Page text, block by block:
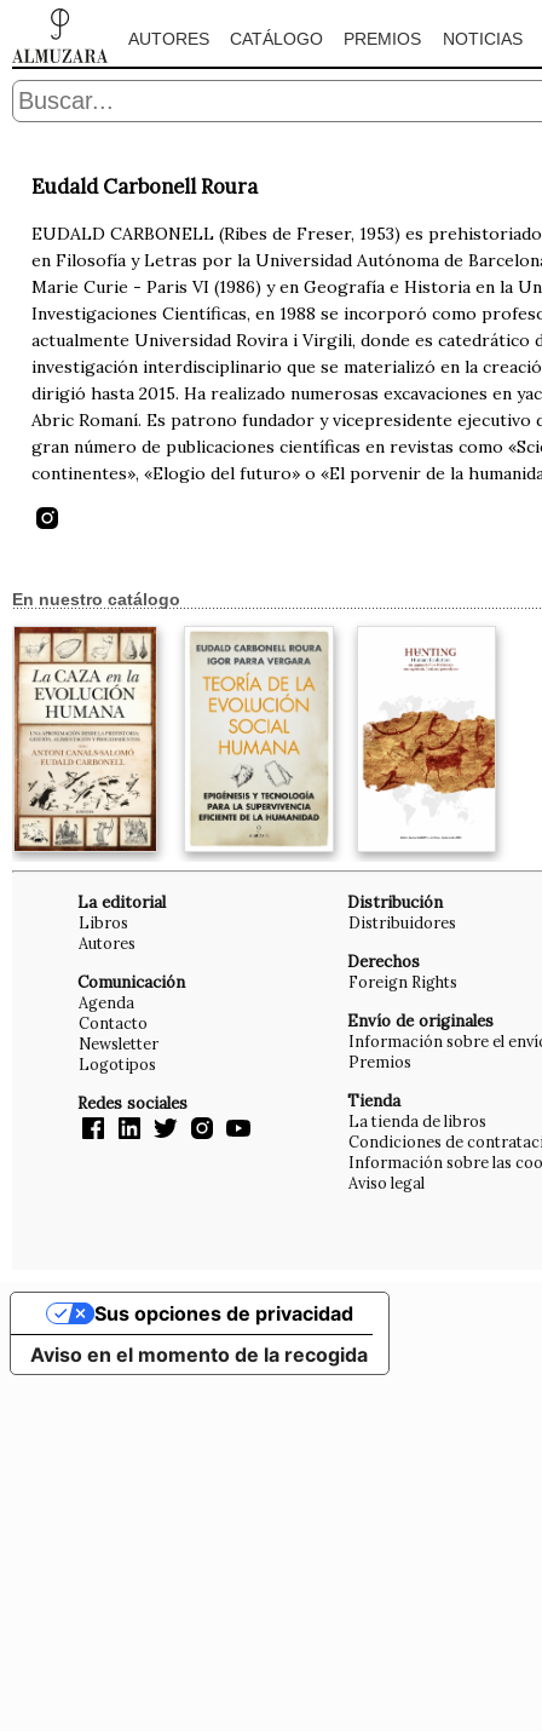
AUTORES CATÁLOGO PREMIOS NOTICIAS
Eudald Carbonell Roura
EUDALD CARBONELL (Ribes de Freser, 1953) es
en Filosofía y Letras por la Universidad Autónoma de
Marie Curie - Paris VI (1986) y en Geografía e Historia en la
Investigaciones Científicas, en 1988 se incorporó como
actualmente Universidad Rovira i Virgili, donde es
investigación interdisciplinario que se materializó en la
dirigió hasta 2015. Ha realizado numerosas excavaciones en
Abric Romaní. Es patrono fundador y vicepresidente
gran número de publicaciones científicas en revistas como
continentes», «Elogio del futuro» o «El porvenir de la
En nuestro catálogo
La editorial
Libros
Autores
Comunicación
Agenda
Contacto
Newsletter
Logotipos
Redes sociales
Distribución
Distribuidores
Derechos
Foreign Rights
Envío de originales
Información sobre el
Premios
Tienda
La tienda de libros
Condiciones de
Información sobre las
Aviso legal
Aviso en el momento de la recogida
Sus opciones de privacidad